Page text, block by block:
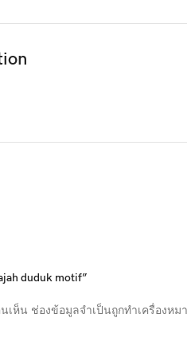
cases include additional internal
for you to apply a screen
duduk motif”
เห็น ช่องข้อมูลจำเป็นถูกทำเครื่องหม